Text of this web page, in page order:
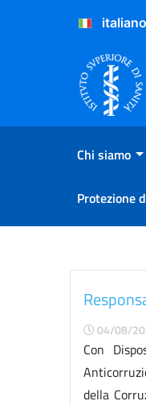
Salta al Contenuto
Salta al Footer
Chi siamo
Protezione
04/08/
Con
della